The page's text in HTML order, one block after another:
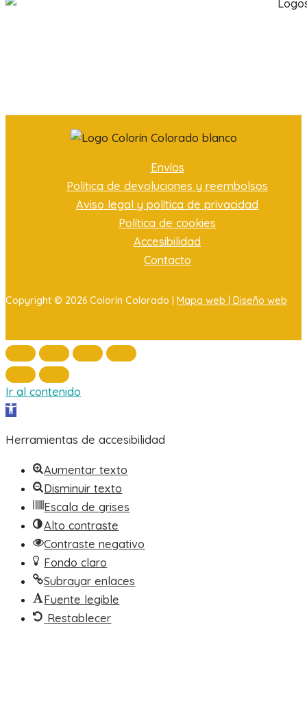
Envíos
Política de devoluciones y reembolsos
Aviso legal y política de privacidad
Política de cookies
Accesibilidad
Contacto
Copyright © 2026 Colorín Colorado | Mapa web | Diseño web
Ir al contenido
Abrir barra de herramientas
Herramientas de accesibilidad
Aumentar texto
Disminuir texto
Escala de grises
Alto contraste
Contraste negativo
Fondo claro
Subrayar enlaces
Fuente legible
Restablecer